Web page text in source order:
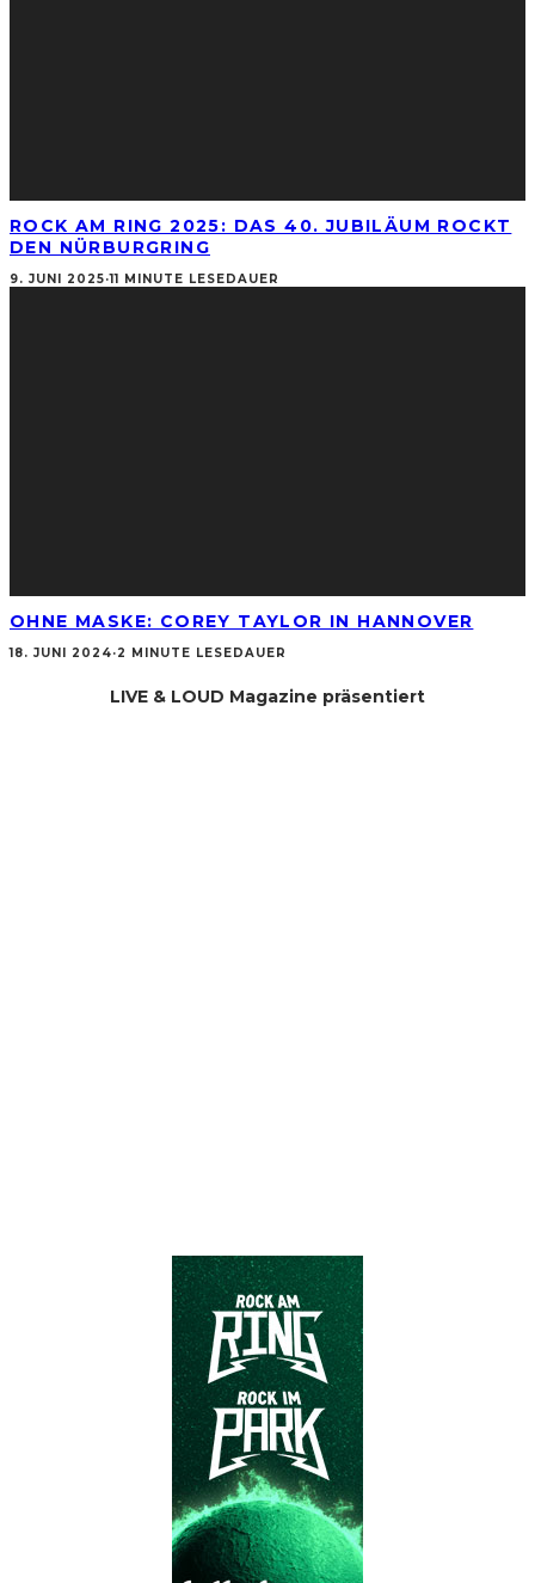
ROCK AM RING 2025: DAS 40. JUBILÄUM ROCKT
DEN NÜRBURGRING
9. JUNI 2025·11 MINUTE LESEDAUER
OHNE MASKE: COREY TAYLOR IN HANNOVER
18. JUNI 2024·2 MINUTE LESEDAUER
LIVE & LOUD Magazine präsentiert